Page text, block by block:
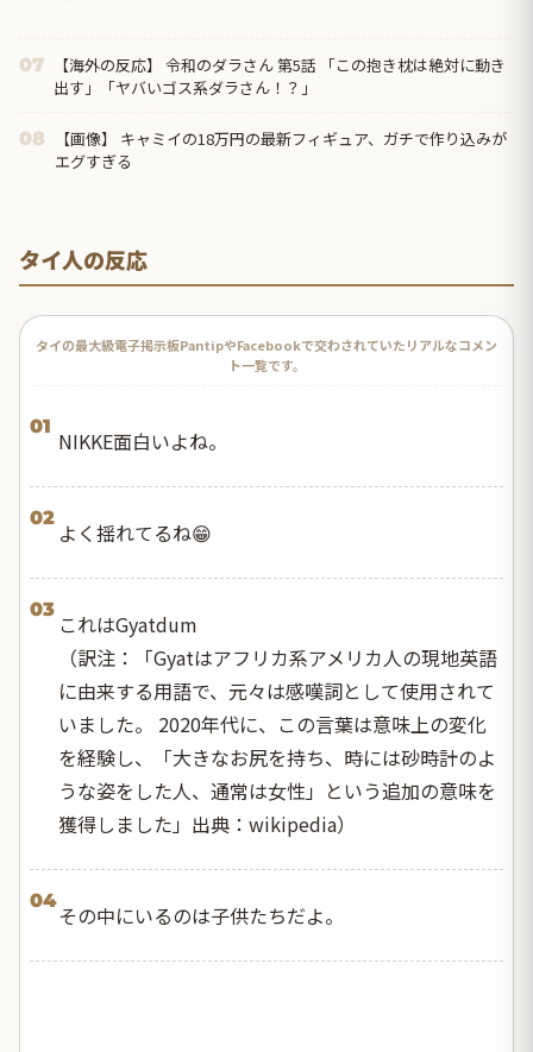
07
【海外の反応】 令和のダラさん 第5話 「この抱き枕は絶対に動き
出す」「ヤバいゴス系ダラさん！？」
08
【画像】 キャミイの18万円の最新フィギュア、ガチで作り込みが
エグすぎる
タイ人の反応
タイの最大級電子掲示板PantipやFacebookで交わされていたリアルなコメン
ト一覧です。
01
NIKKE面白いよね。
02
よく揺れてるね😁
03
これはGyatdum
（訳注：「Gyatはアフリカ系アメリカ人の現地英語
に由来する用語で、元々は感嘆詞として使用されて
いました。 2020年代に、この言葉は意味上の変化
を経験し、「大きなお尻を持ち、時には砂時計のよ
うな姿をした人、通常は女性」という追加の意味を
獲得しました」出典： wikipedia）
04
その中にいるのは子供たちだよ。